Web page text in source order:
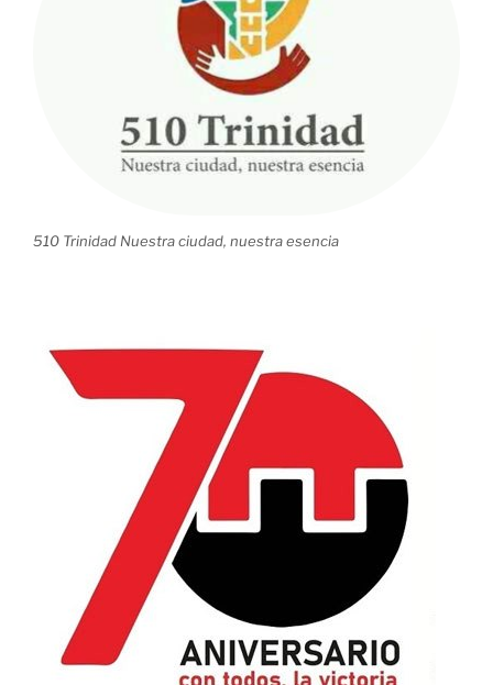
azúcar
y
derivados»
510 Trinidad Nuestra ciudad, nuestra esencia